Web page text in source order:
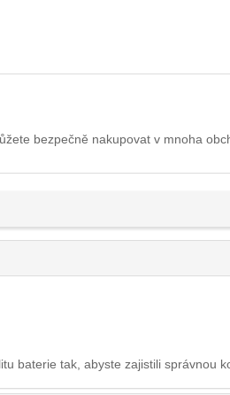
bezpečně nakupovat v mnoha
baterie tak, abyste zajistili správnou